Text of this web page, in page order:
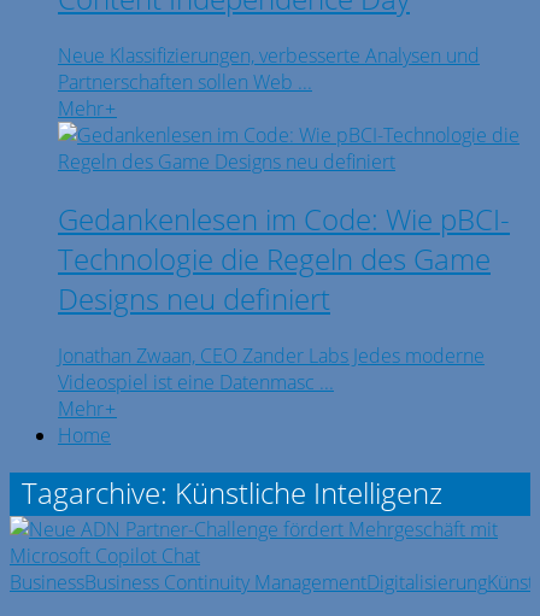
Neue Klassifizierungen, verbesserte Analysen und
Partnerschaften sollen Web ...
Mehr+
Gedankenlesen im Code: Wie pBCI-
Technologie die Regeln des Game
Designs neu definiert
Jonathan Zwaan, CEO Zander Labs Jedes moderne
Videospiel ist eine Datenmasc ...
Mehr+
Home
Tagarchive: Künstliche Intelligenz
BusinessBusiness Continuity ManagementDigitalisierung